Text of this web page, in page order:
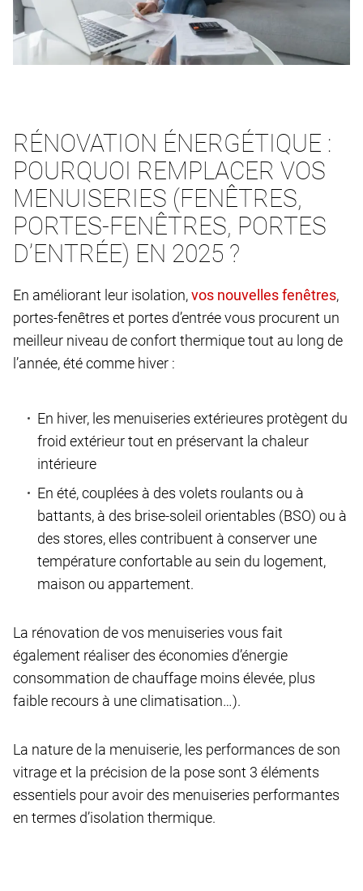
RÉNOVATION ÉNERGÉTIQUE :
POURQUOI REMPLACER VOS
MENUISERIES (FENÊTRES,
PORTES-FENÊTRES, PORTES
D’ENTRÉE) EN 2025 ?
En améliorant leur isolation,
,
portes-fenêtres et portes d’entrée vous procurent un
meilleur niveau de confort thermique tout au long de
l’année, été comme hiver :
En hiver, les menuiseries extérieures protègent du
froid extérieur tout en préservant la chaleur
intérieure
En été, couplées à des volets roulants ou à
battants, à des brise-soleil orientables (BSO) ou à
des stores, elles contribuent à conserver une
température confortable au sein du logement,
maison ou appartement.
La rénovation de vos menuiseries vous fait
également réaliser des économies d’énergie
consommation de chauffage moins élevée, plus
faible recours à une climatisation…).
La nature de la menuiserie, les performances de son
vitrage et la précision de la pose sont 3 éléments
essentiels pour avoir des menuiseries performantes
en termes d’isolation thermique.